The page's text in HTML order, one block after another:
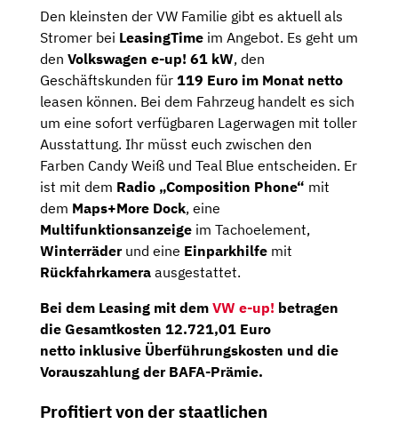
Den kleinsten der VW Familie gibt es aktuell als
Stromer bei LeasingTime im Angebot. Es geht um
den Volkswagen e-up! 61 kW, den
Geschäftskunden für 119 Euro im Monat netto
leasen können. Bei dem Fahrzeug handelt es sich
um eine sofort verfügbaren Lagerwagen mit toller
Ausstattung. Ihr müsst euch zwischen den
Farben Candy Weiß und Teal Blue entscheiden. Er
ist mit dem Radio „Composition Phone“ mit
dem Maps+More Dock, eine
Multifunktionsanzeige im Tachoelement,
Winterräder und eine Einparkhilfe mit
Rückfahrkamera ausgestattet.
Bei dem Leasing mit dem VW e-up! betragen
die Gesamtkosten 12.721,01 Euro
netto inklusive Überführungskosten und die
Vorauszahlung der BAFA-Prämie.
Profitiert von der staatlichen